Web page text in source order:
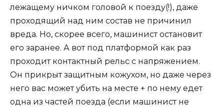
лежащему ничком головой к поезду(!), даже
проходящий над ним состав не причинил
вреда. Но, скорее всего, машинист остановит
его заранее. А вот под платформой как раз
проходит контактный рельс с напряжением.
Он прикрыт защитным кожухом, но даже через
него вас может убить на месте + по нему едет
одна из частей поезда (если машинист не